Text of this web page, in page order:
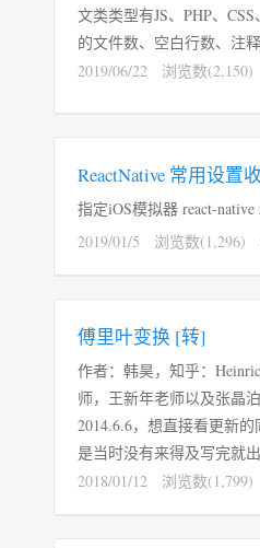
文类类型有JS、PHP、
的文件数、空白行数、注
2019/06/22 浏览数(2,150)
ReactNative 常用设置
指定iOS模拟
2019/01/5
浏览数(1,296)
傅里叶变换 [转]
作者：韩昊，知乎：
师，王新年老师以及张晶
2014.6.6，想直接看更新的同学可以直接跳到第四章 我保证这篇文章
是当时没有来得及写完就
2018/01/12
浏览数(1,799)